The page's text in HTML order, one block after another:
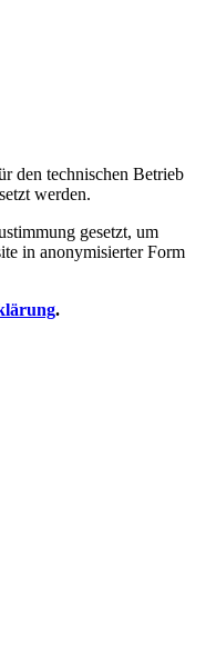
den technischen Betrieb
werden.
gesetzt, um
in anonymisierter Form
.